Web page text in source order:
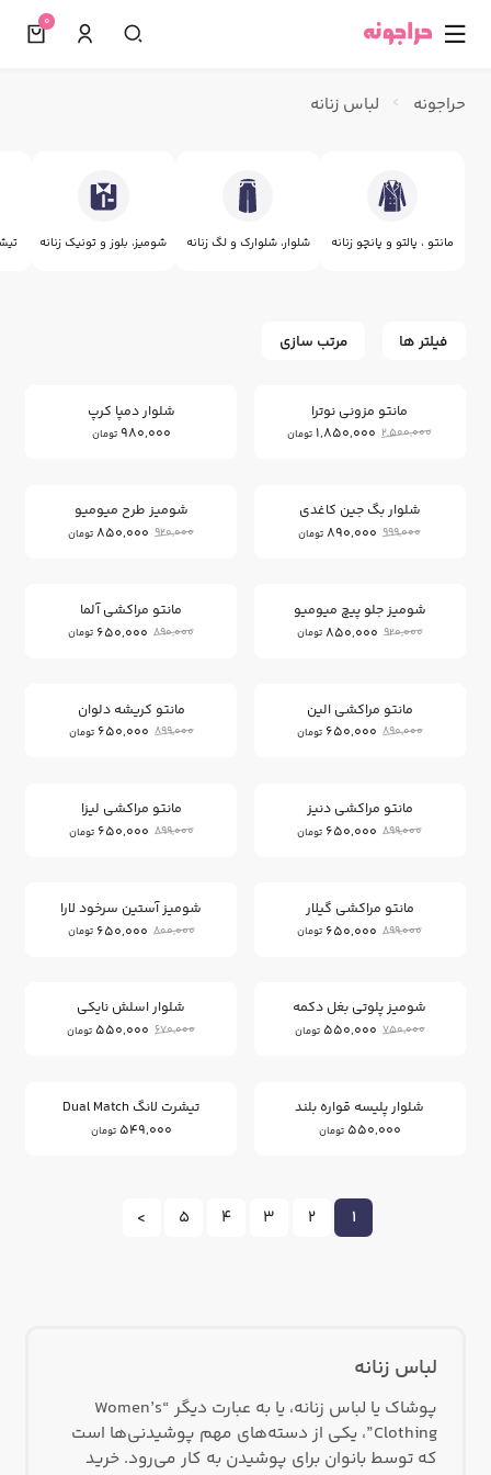
☰
0
حراجونه لباس زنانه
مانتو ، پالتو و پانچو زنانه شلوار، شلوارک و لگ زنانه شومیز، بلوز و تونیک زنانه
فیلتر ها مرتب سازی
مانتو مزونی نوترا
2,500,000
1,850,000 تومان
شلوار دمپا کرپ
980,000 تومان
شلوار بگ جین کاغدی
999,000
890,000 تومان
شومیز طرح میومیو
920,000
850,000 تومان
شومیز جلو پیچ میومیو
920,000
850,000 تومان
مانتو مراکشی آلما
890,000
650,000 تومان
مانتو مراکشی الین
890,000
650,000 تومان
مانتو کریشه دلوان
899,000
650,000 تومان
مانتو مراکشی دنیز
899,000
650,000 تومان
مانتو مراکشی لیزا
899,000
650,000 تومان
مانتو مراکشی گیلار
899,000
650,000 تومان
شومیز آستین سرخود لارا
800,000
650,000 تومان
شومیز پلوتی بغل دکمه
750,000
550,000 تومان
شلوار اسلش نایکی
670,000
550,000 تومان
شلوار پلیسه قواره بلند
550,000 تومان
تیشرت لانگ Dual Match
549,000 تومان
1
2
3
4
5
>
لباس زنانه
پوشاک یا لباس زنانه، یا به عبارت دیگر “Women’s
Clothing”، یکی از دسته‌های مهم پوشیدنی‌ها است
که توسط بانوان برای پوشیدن به کار می‌رود. خرید